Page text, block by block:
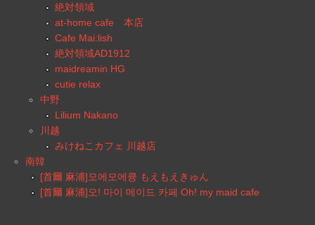
絶対領域
at-home cafe 本店
Cafe Mai:lish
絶対領域AD1912
maidreamin HG
cutie relax
中野
Lilium Nakano
川越
みけねこカフェ 川越店
南韓
[首爾 麻浦]모에모에큥 もえもえきゅん
[首爾 麻浦]오! 마이 메이드 카페 Oh! my maid cafe